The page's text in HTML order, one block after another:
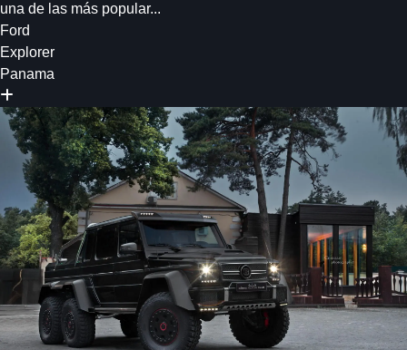
una de las más popular...
Ford
Explorer
Panama